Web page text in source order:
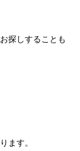
探しすることも
ます。